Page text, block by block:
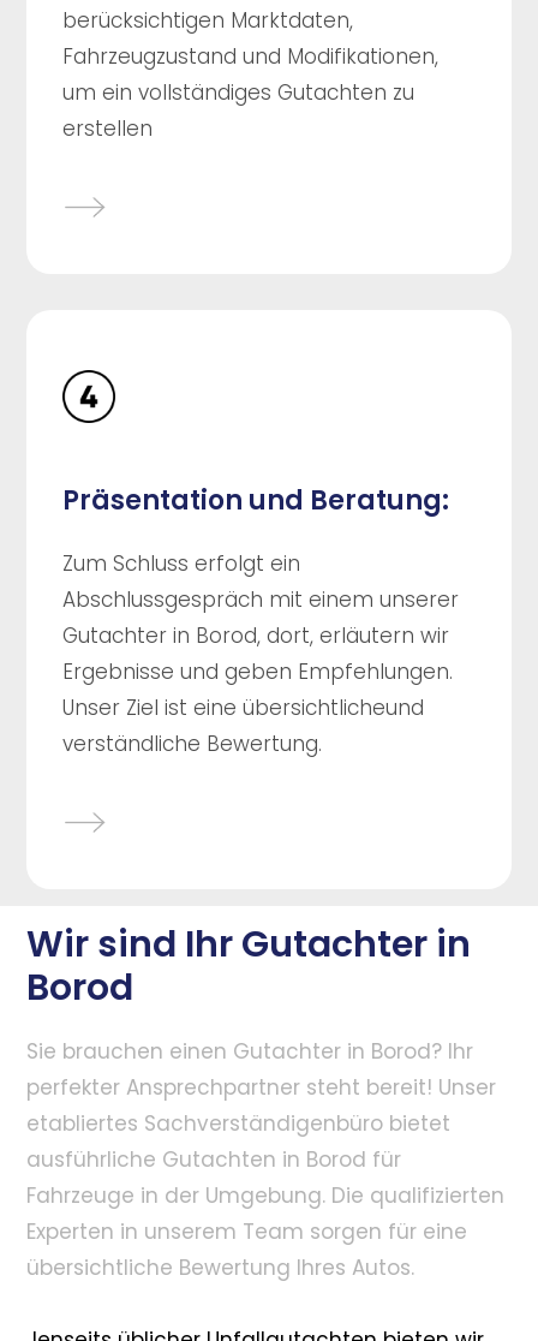
berücksichtigen Marktdaten,
Fahrzeugzustand und Modifikationen,
um ein vollständiges Gutachten zu
erstellen
Präsentation und Beratung:
Zum Schluss erfolgt ein
Abschlussgespräch mit einem unserer
Gutachter in Borod, dort, erläutern wir
Ergebnisse und geben Empfehlungen.
Unser Ziel ist eine übersichtlicheund
verständliche Bewertung.
Wir sind Ihr Gutachter in
Borod
Sie brauchen einen Gutachter in Borod? Ihr
perfekter Ansprechpartner steht bereit! Unser
etabliertes Sachverständigenbüro bietet
ausführliche Gutachten in Borod für
Fahrzeuge in der Umgebung. Die qualifizierten
Experten in unserem Team sorgen für eine
übersichtliche Bewertung Ihres Autos.